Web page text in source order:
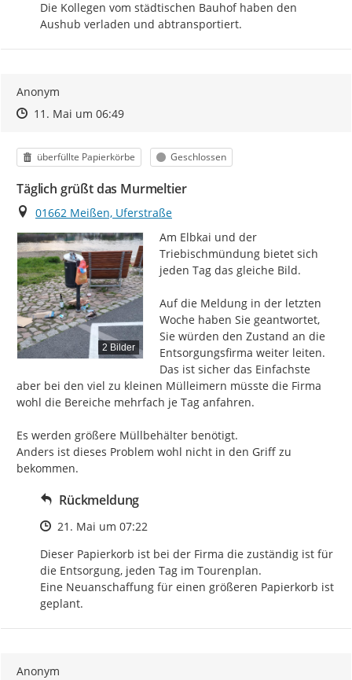
Die Kollegen vom städtischen Bauhof haben den
Aushub verladen und abtransportiert.
Anonym
Zeitpunkt des Erstellens
Zeitpunkt des Erstellens
11. Mai um 06:49Zur Äußerung
Kategorie
überfüllte Papierkörbe Status
Geschlossen
Täglich grüßt das Murmeltier
Ort
01662 Meißen, Uferstraße
2 Bilder
Am Elbkai und der
Triebischmündung bietet sich
jeden Tag das gleiche Bild.
Auf die Meldung in der letzten
Woche haben Sie geantwortet,
Sie würden den Zustand an die
Entsorgungsfirma weiter leiten.
Das ist sicher das Einfachste
aber bei den viel zu kleinen Mülleimern müsste die Firma
wohl die Bereiche mehrfach je Tag anfahren.
Es werden größere Müllbehälter benötigt.
Anders ist dieses Problem wohl nicht in den Griff zu
bekommen.
Rückmeldung
Zeitpunkt des Erstellens
21. Mai um 07:22
Dieser Papierkorb ist bei der Firma die zuständig ist für
die Entsorgung, jeden Tag im Tourenplan.
Eine Neuanschaffung für einen größeren Papierkorb ist
geplant.
Anonym